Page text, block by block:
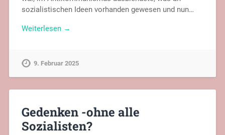
sozialistischen Ideen vorhanden gewesen und nun…
Weiterlesen →
9. Februar 2025
Gedenken -ohne alle
Sozialisten?